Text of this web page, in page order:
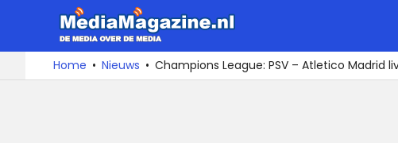
naar
De
media
over
Home Nieuws Champions League: PSV – Atletico Madrid